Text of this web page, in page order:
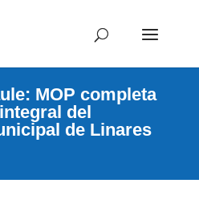
MOP completa
del
de Linares